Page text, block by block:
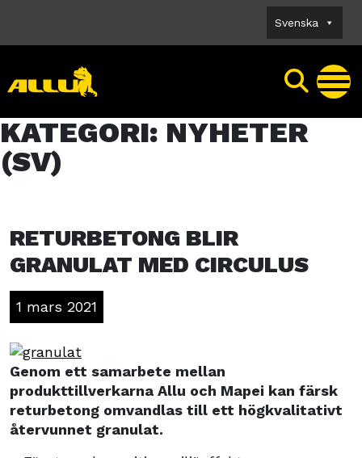
content
Svenska
KATEGORI: NYHETER
(SV)
RETURBETONG BLIR
GRANULAT MED CIRCULUS
1 mars 2021
Genom ett samarbete mellan
produkttillverkarna Allu och Mapei kan färsk
returbetong omvandlas till ett högkvalitativt
återvunnet granulat.